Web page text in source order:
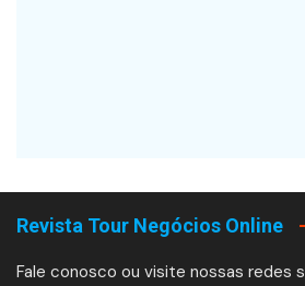
Revista Tour Negócios Online
Fale conosco ou visite nossas redes